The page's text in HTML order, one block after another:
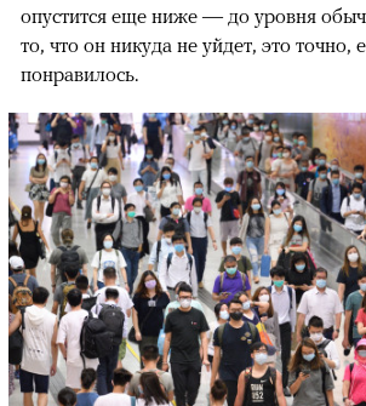
опустится еще ниже — до уровня
то, что он никуда не уйдет, это точно,
понравилось.